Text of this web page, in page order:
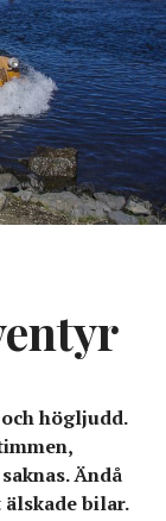
högljudd.
Ändå
älskade bilar.